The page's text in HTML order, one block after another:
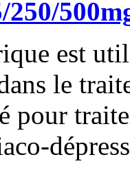
est
le
pour